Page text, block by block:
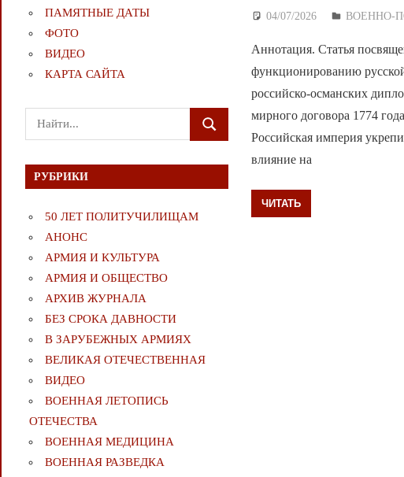
04/07/2026 Дежурный
ВОЕННО-
Аннотация. Статья
функционированию
российско-османских
мирного договора 1774
Российская империя
влияние на
ЧИТАТЬ
ПАМЯТНЫЕ ДАТЫ
ФОТО
ВИДЕО
КАРТА САЙТА
Поиск
для:
ПОИСК
РУБРИКИ
50 ЛЕТ ПОЛИТУЧИЛИЩАМ
АНОНС
АРМИЯ И КУЛЬТУРА
АРМИЯ И ОБЩЕСТВО
АРХИВ ЖУРНАЛА
БЕЗ СРОКА ДАВНОСТИ
В ЗАРУБЕЖНЫХ АРМИЯХ
ВЕЛИКАЯ ОТЕЧЕСТВЕННАЯ
ВИДЕО
ВОЕННАЯ ЛЕТОПИСЬ
ОТЕЧЕСТВА
ВОЕННАЯ МЕДИЦИНА
ВОЕННАЯ РАЗВЕДКА